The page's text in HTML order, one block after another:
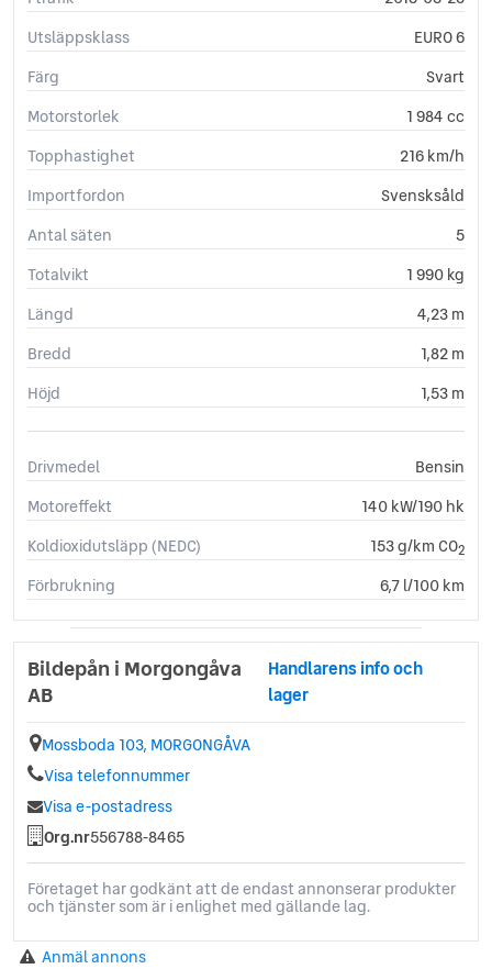
Eluppvärmda sidospeglar
Euro 6
Fartbegränsare
Fällbara baksäten
ISOFIX-fästen bak
ISOFIX-fästen fram
Läslampa
Multifunktionsratt
Nödsamtal
Servostyrning
Sidoairbags
Sportstolar
Start-/stoppfunktion
Startspärr
Svensksåld
Sätesvärme (fram)
USB-uttag
Yttertemperaturmätare
Utsläppsklass
EURO 6
Färg
Svart
Motorstorlek
1 984 cc
Topphastighet
216 km/h
Importfordon
Svensksåld
Antal säten
5
Totalvikt
1 990 kg
Längd
4,23 m
Bredd
1,82 m
Höjd
1,53 m
Drivmedel
Bensin
Motoreffekt
140 kW/190 hk
Koldioxidutsläpp (NEDC)
153 g/km CO2
Förbrukning 6,7 l/100 km
Bildepån i Morgongåva
AB
Handlarens info och
lager
Mossboda 103, MORGONGÅVA
Visa telefonnummer
Visa e-postadress
Org.nr556788-8465
Företaget har godkänt att de endast annonserar produkter
och tjänster som är i enlighet med gällande lag.
Anmäl annons